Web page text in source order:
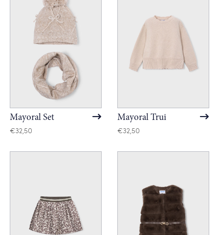
Mayoral Set
€32,50
Mayoral Trui
€32,50